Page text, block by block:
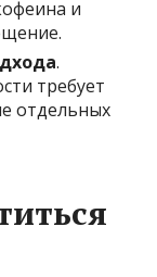
и
.
требует
отдельных